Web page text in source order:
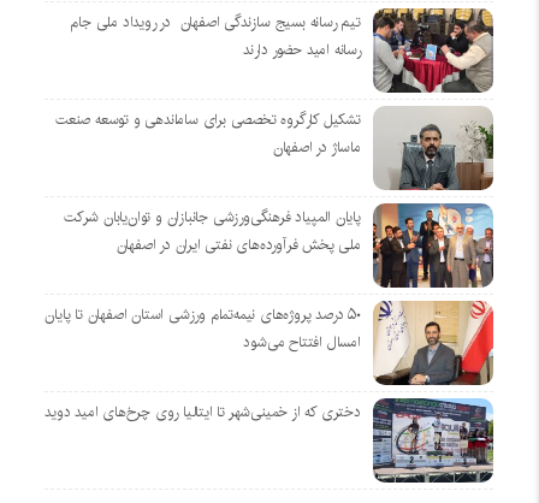
تیم رسانه بسیج سازندگی اصفهان در رویداد ملی جام
رسانه امید حضور دارند
تشکیل کارگروه تخصصی برای ساماندهی و توسعه صنعت
ماساژ در اصفهان
پایان المپیاد فرهنگی‌ورزشی جانبازان و توان‌یابان شرکت
ملی پخش فرآورده‌های نفتی ایران در اصفهان
۵۰ درصد پروژه‌های نیمه‌تمام ورزشی استان اصفهان تا پایان
امسال افتتاح می‌شود
دختری که از خمینی‌شهر تا ایتالیا روی چرخ‌های امید دوید